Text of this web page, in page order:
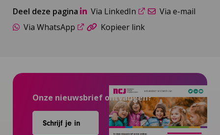
Deel deze pagina Via LinkedIn
Via e-mail
Via WhatsApp
Kopieer link
Onze nieuwsbrief ontvangen?
Schrijf je in